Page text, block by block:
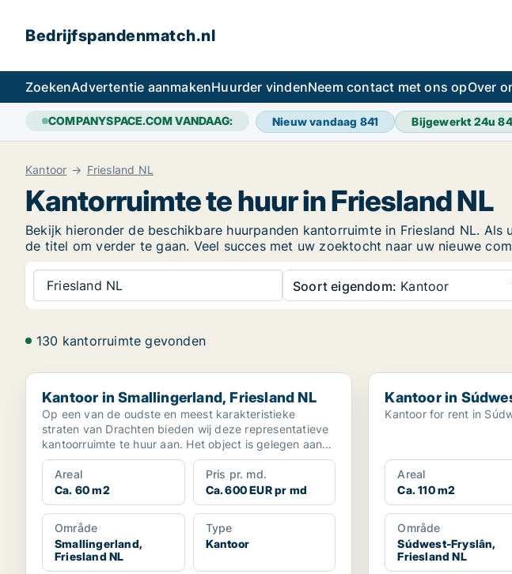
Bedrijfspandenmatch.nl
ZoekenAdvertentie aanmakenHuurder vindenNeem contact met ons opOver
COMPANYSPACE.COM VANDAAG: Nieuw vandaag 841 Bijgewerkt 24u
Kantoor Friesland NL
Kantorruimte te huur in Friesland NL
Bekijk hieronder de beschikbare huurpanden kantorruimte in Friesland NL.
de titel om verder te gaan. Veel succes met uw zoektocht naar uw nieuwe
Friesland NL Soort eigendom: Kantoor
130 kantorruimte gevonden
Kantoor in Smallingerland, Friesland NL
Kantoor in Smallingerland, Friesland NL
Op een van de oudste en meest karakteristieke
straten van Drachten bieden wij deze representatieve
kantoorruimte te huur aan. Het object is gelegen aan
de St...
Areal
Ca. 60 m2
Pris pr. md.
Ca. 600 EUR pr md
Område
Smallingerland,
Friesland NL
Type
Kantoor
Kantoor in Súdwest-
Kantoor in
Kantoor for rent in
Areal
Ca. 110 m2
Område
Súdwest-Fryslân,
Friesland NL